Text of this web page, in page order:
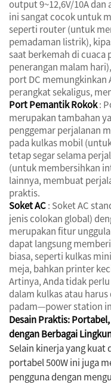
output 9~12,6V/10A
ini sangat cocok untuk
seperti router (untuk
pemadaman listrik),
saat berkemah di cuaca
penerangan malam
port DC memungkinkan
perangkat sekaligus,
Port Pemantik Rokok:
merupakan tambahan
penggemar perjalanan
pada kulkas mobil
tetap segar selama
(untuk membersihkan
lainnya, membuat
praktis.
Soket AC: Soket AC
jenis colokan global)
merupakan fitur
dapat langsung
biasa, seperti kulkas
meja, bahkan printer
Artinya, Anda tidak
dalam kulkas atau
padam—power station
Desain Praktis:
dengan Berbagai
Selain kinerja yang kuat
portabel 500W ini juga
pengguna dengan